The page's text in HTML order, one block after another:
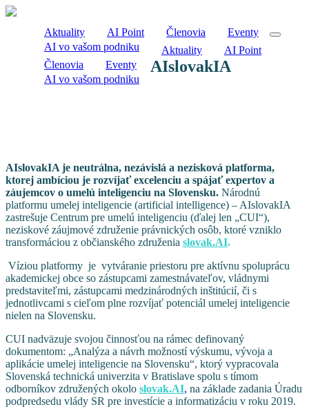
Aktuality AI Point Členovia
Eventy
AI vo vašom podniku
Aktuality
AI Point
Členovia
Eventy
AI vo vašom podniku
AIslovakIA
AIslovakIA je neutrálna, nezávislá a nezisková platforma,
ktorej ambíciou je rozvíjať excelenciu a spájať expertov a
záujemcov o umelú inteligenciu na Slovensku. Národnú
platformu umelej inteligencie (artificial intelligence) – AIslovakIA
zastrešuje Centrum pre umelú inteligenciu (ďalej len „CUI“),
neziskové záujmové združenie právnických osôb, ktoré vzniklo
transformáciou z občianského združenia slovak.AI.
Víziou platformy je vytváranie priestoru pre aktívnu spoluprácu
akademickej obce so zástupcami zamestnávateľov, vládnymi
predstaviteľmi, zástupcami medzinárodných inštitúcií, či s
jednotlivcami s cieľom plne rozvíjať potenciál umelej inteligencie
nielen na Slovensku.
CUI nadväzuje svojou činnosťou na rámec definovaný
dokumentom: „Analýza a návrh možností výskumu, vývoja a
aplikácie umelej inteligencie na Slovensku“, ktorý vypracovala
Slovenská technická univerzita v Bratislave spolu s tímom
odborníkov združených okolo slovak.AI, na základe zadania Úradu
podpredsedu vlády SR pre investície a informatizáciu v roku 2019.